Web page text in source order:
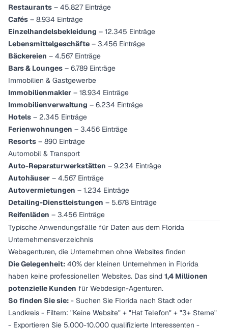
Restaurants – 45.827 Einträge
Cafés – 8.934 Einträge
Einzelhandelsbekleidung – 12.345 Einträge
Lebensmittelgeschäfte – 3.456 Einträge
Bäckereien – 4.567 Einträge
Bars & Lounges – 6.789 Einträge
Immobilien & Gastgewerbe
Immobilienmakler – 18.934 Einträge
Immobilienverwaltung – 6.234 Einträge
Hotels – 2.345 Einträge
Ferienwohnungen – 3.456 Einträge
Resorts – 890 Einträge
Automobil & Transport
Auto-Reparaturwerkstätten – 9.234 Einträge
Autohäuser – 4.567 Einträge
Autovermietungen – 1.234 Einträge
Detailing-Dienstleistungen – 5.678 Einträge
Reifenläden – 3.456 Einträge
Typische Anwendungsfälle für Daten aus dem Florida
Unternehmensverzeichnis
Webagenturen, die Unternehmen ohne Websites finden
Die Gelegenheit: 40% der kleinen Unternehmen in Florida
haben keine professionellen Websites. Das sind 1,4 Millionen
potenzielle Kunden für Webdesign-Agenturen.
So finden Sie sie: - Suchen Sie Florida nach Stadt oder
Landkreis - Filtern: "Keine Website" + "Hat Telefon" + "3+ Sterne"
- Exportieren Sie 5.000-10.000 qualifizierte Interessenten -